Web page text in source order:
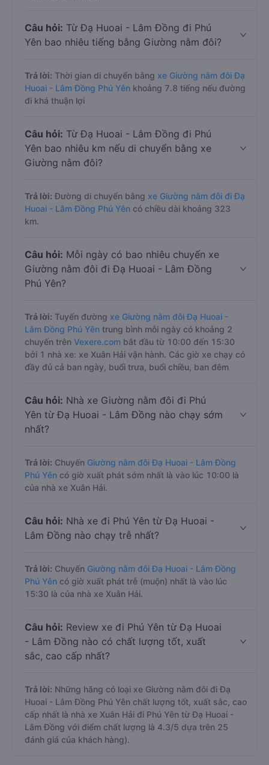
Câu hỏi: Từ Đạ Huoai - Lâm Đồng đi Phú
Yên bao nhiêu tiếng bằng Giường nằm đôi?
Trả lời: Thời gian di chuyển bằng xe Giường nằm đôi Đạ
Huoai - Lâm Đồng Phú Yên khoảng 7.8 tiếng nếu đường
đi khá thuận lợi
Câu hỏi: Từ Đạ Huoai - Lâm Đồng đi Phú
Yên bao nhiêu km nếu di chuyển bằng xe
Giường nằm đôi?
Trả lời: Đường di chuyển bằng xe Giường nằm đôi đi Đạ
Huoai - Lâm Đồng Phú Yên có chiều dài khoảng 323
km.
Câu hỏi: Mỗi ngày có bao nhiêu chuyến xe
Giường nằm đôi đi Đạ Huoai - Lâm Đồng
Phú Yên?
Trả lời: Tuyến đường xe Giường nằm đôi Đạ Huoai -
Lâm Đồng Phú Yên trung bình mỗi ngày có khoảng 2
chuyến trên Vexere.com bắt đầu từ 10:00 đến 15:30
bởi 1 nhà xe: xe Xuân Hải vận hành. Các giờ xe chạy có
đầy đủ cả ban ngày, buổi trưa, buổi chiều, ban đêm
Câu hỏi: Nhà xe Giường nằm đôi đi Phú
Yên từ Đạ Huoai - Lâm Đồng nào chạy sớm
nhất?
Trả lời: Chuyến Giường nằm đôi Đạ Huoai - Lâm Đồng
Phú Yên có giờ xuất phát sớm nhất là vào lúc 10:00 là
của nhà xe Xuân Hải.
Câu hỏi: Nhà xe đi Phú Yên từ Đạ Huoai -
Lâm Đồng nào chạy trễ nhất?
Trả lời: Chuyến Giường nằm đôi Đạ Huoai - Lâm Đồng
Phú Yên có giờ xuất phát trễ (muộn) nhất là vào lúc
15:30 là của nhà xe Xuân Hải.
Câu hỏi: Review xe đi Phú Yên từ Đạ Huoai
- Lâm Đồng nào có chất lượng tốt, xuất
sắc, cao cấp nhất?
Trả lời: Những hãng có loại xe Giường nằm đôi đi Đạ
Huoai - Lâm Đồng Phú Yên chất lượng tốt, xuất sắc, cao
cấp nhất là nhà xe Xuân Hải đi Phú Yên từ Đạ Huoai -
Lâm Đồng với điểm chất lượng là 4.3/5 dựa trên 25
đánh giá của khách hàng).